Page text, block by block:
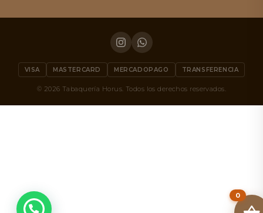
VISA MASTERCARD MERCADOPAGO TRANSFERENCIA
© 2026 Tabaquería Horus. Todos los derechos reservados.
0